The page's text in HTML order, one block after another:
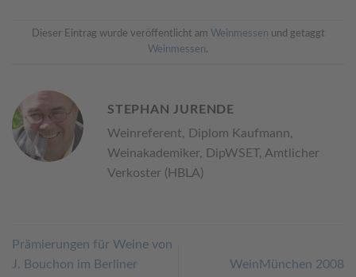
Dieser Eintrag wurde veröffentlicht am Weinmessen und getaggt
Weinmessen.
STEPHAN JURENDE
Weinreferent, Diplom Kaufmann,
Weinakademiker, DipWSET, Amtlicher
Verkoster (HBLA)
Prämierungen für Weine von
J. Bouchon im Berliner
WeinMünchen 2008